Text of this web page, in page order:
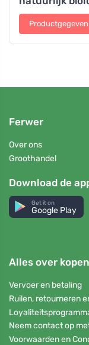
Ferwer
Over ons
Groothandel
Download de
Get it on
Google Play
Alles over kopen
Vervoer en betaling
Ruilen, retourneren
Neem contact op
Voorwaarden en